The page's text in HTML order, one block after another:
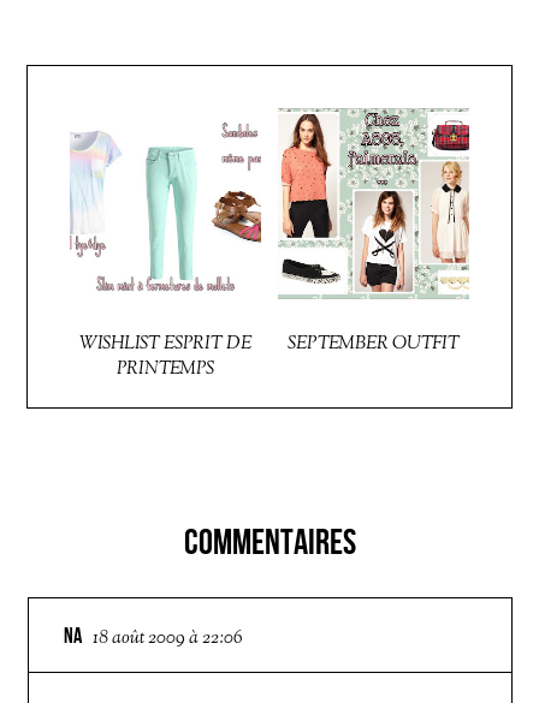
WISHLIST ESPRIT DE
PRINTEMPS
SEPTEMBER OUTFIT
COMMENTAIRES
NA 18 août 2009 à 22:06